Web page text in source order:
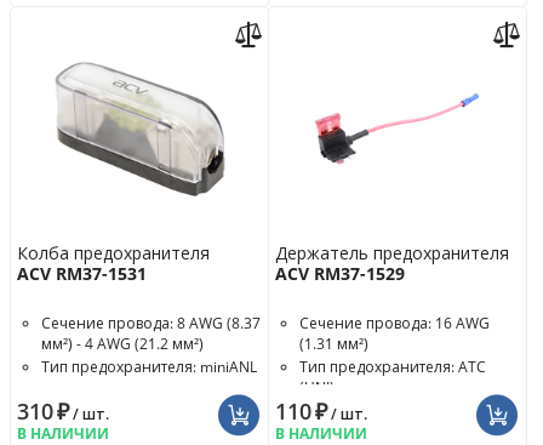
Колба предохранителя
ACV RM37-1531
Сечение провода: 8 AWG (8.37
мм²) - 4 AWG (21.2 мм²)
Тип предохранителя: miniANL
Номинал предохранителя:
100 A
310₽/ шт.
В НАЛИЧИИ
Держатель предохранителя
ACV RM37-1529
Сечение провода: 16 AWG
(1.31 мм²)
Тип предохранителя: ATC
(UNI)
110₽/ шт.
В НАЛИЧИИ